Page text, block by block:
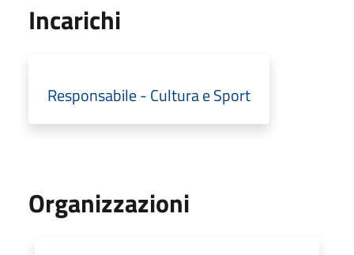
Incarichi
Responsabile - Cultura e Sport
Organizzazioni